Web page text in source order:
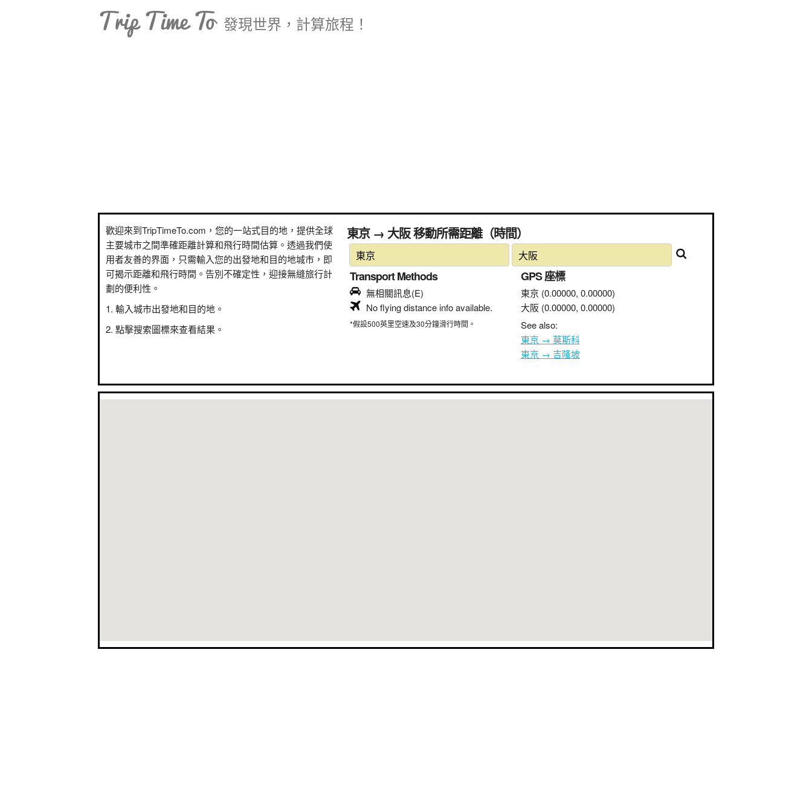
Trip Time To 發現世界，計算旅程！
歡迎來到TripTimeTo.com，您的一站式目的地，提供全球
主要城市之間準確距離計算和飛行時間估算。透過我們使
用者友善的界面，只需輸入您的出發地和目的地城市，即
可揭示距離和飛行時間。告別不確定性，迎接無縫旅行計
劃的便利性。
輸入城市出發地和目的地。
點擊搜索圖標來查看結果。
東京 → 大阪 移動所需距離（時間）
Transport Methods
無相關訊息(E)
No flying distance info available.
*假設500英里空速及30分鐘滑行時間。
GPS 座標
東京 (0.00000, 0.00000)
大阪 (0.00000, 0.00000)
See also:
東京 → 莫斯科
東京 → 吉隆坡